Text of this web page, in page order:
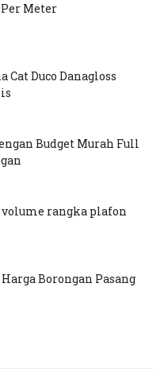
Meter
Cat Duco Danagloss
Budget Murah Full
rangka plafon
Borongan Pasang